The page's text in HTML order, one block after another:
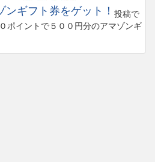
ギフト券をゲット！ 投稿で
ポイントで５００円分のアマゾンギ